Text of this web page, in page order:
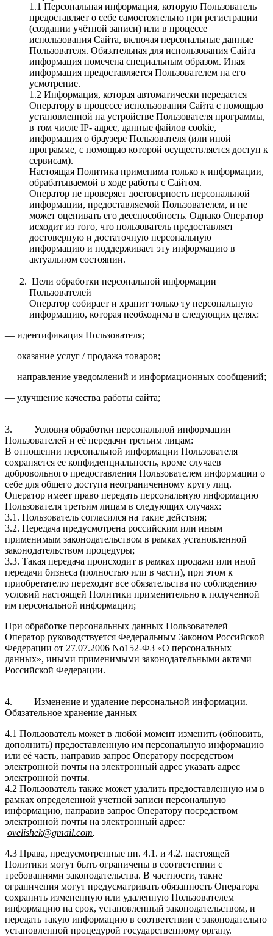
1.1 Персональная информация, которую Пользователь
предоставляет о себе самостоятельно при регистрации
(создании учётной записи) или в процессе
использования Сайта, включая персональные данные
Пользователя. Обязательная для использования Сайта
информация помечена специальным образом. Иная
информация предоставляется Пользователем на его
усмотрение.
1.2 Информация, которая автоматически передается
Оператору в процессе использования Сайта с помощью
установленной на устройстве Пользователя программы,
в том числе IP- адрес, данные файлов cookie,
информация о браузере Пользователя (или иной
программе, с помощью которой осуществляется доступ к
сервисам).
Настоящая Политика применима только к информации,
обрабатываемой в ходе работы с Сайтом.
Оператор не проверяет достоверность персональной
информации, предоставляемой Пользователем, и не
может оценивать его дееспособность. Однако Оператор
исходит из того, что пользователь предоставляет
достоверную и достаточную персональную
информацию и поддерживает эту информацию в
актуальном состоянии.
Цели обработки персональной информации
Пользователей
Оператор собирает и хранит только ту персональную
информацию, которая необходима в следующих целях:
— идентификация Пользователя;
— оказание услуг / продажа товаров;
— направление уведомлений и информационных сообщений;
— улучшение качества работы сайта;
3. Условия обработки персональной информации
Пользователей и её передачи третьим лицам:
В отношении персональной информации Пользователя
сохраняется ее конфиденциальность, кроме случаев
добровольного предоставления Пользователем информации о
себе для общего доступа неограниченному кругу лиц.
Оператор имеет право передать персональную информацию
Пользователя третьим лицам в следующих случаях:
3.1. Пользователь согласился на такие действия;
3.2. Передача предусмотрена российским или иным
применимым законодательством в рамках установленной
законодательством процедуры;
3.3. Такая передача происходит в рамках продажи или иной
передачи бизнеса (полностью или в части), при этом к
приобретателю переходят все обязательства по соблюдению
условий настоящей Политики применительно к полученной
им персональной информации;
При обработке персональных данных Пользователей
Оператор руководствуется Федеральным Законом Российской
Федерации от 27.07.2006 No152-ФЗ «О персональных
данных», иными применимыми законодательными актами
Российской Федерации.
4. Изменение и удаление персональной информации.
Обязательное хранение данных
4.1 Пользователь может в любой момент изменить (обновить,
дополнить) предоставленную им персональную информацию
или её часть, направив запрос Оператору посредством
электронной почты на электронный адрес указать адрес
электронной почты.
4.2 Пользователь также может удалить предоставленную им в
рамках определенной учетной записи персональную
информацию, направив запрос Оператору посредством
электронной почты на электронный адрес:
ovelishek@gmail.com.
4.3 Права, предусмотренные пп. 4.1. и 4.2. настоящей
Политики могут быть ограничены в соответствии с
требованиями законодательства. В частности, такие
ограничения могут предусматривать обязанность Оператора
сохранить измененную или удаленную Пользователем
информацию на срок, установленный законодательством, и
передать такую информацию в соответствии с законодательно
установленной процедурой государственному органу.